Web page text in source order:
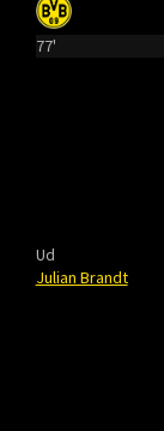
77'
Ud
Julian Brandt